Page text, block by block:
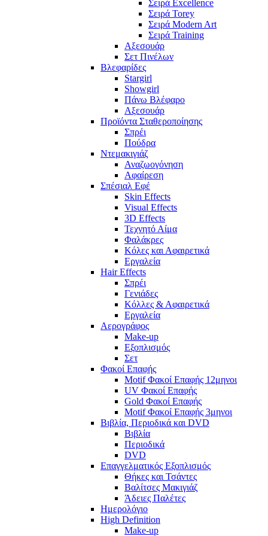
Σειρά Excellence
Σειρά Torey
Σειρά Modern Art
Σειρά Training
Αξεσουάρ
Σετ Πινέλων
Βλεφαρίδες
Stargirl
Showgirl
Πάνω Βλέφαρο
Αξεσουάρ
Προϊόντα Σταθεροποίησης
Σπρέι
Πούδρα
Ντεμακιγιάζ
Αναζωογόνηση
Αφαίρεση
Σπέσιαλ Εφέ
Skin Effects
Visual Effects
3D Effects
Τεχνητό Αίμα
Φαλάκρες
Κόλες και Αφαιρετικά
Εργαλεία
Hair Effects
Σπρέι
Γενιάδες
Κόλλες & Αφαιρετικά
Εργαλεία
Αερογράφος
Make-up
Εξοπλισμός
Σετ
Φακοί Επαφής
Motif Φακοί Επαφής 12μηνοι
UV Φακοί Επαφής
Gold Φακοί Επαφής
Motif Φακοί Επαφής 3μηνοι
Βιβλία, Περιοδικά και DVD
Βιβλία
Περιοδικά
DVD
Επαγγελματικός Εξοπλισμός
Θήκες και Τσάντες
Βαλίτσες Μακιγιάζ
Άδειες Παλέτες
Ημερολόγιο
High Definition
Make-up